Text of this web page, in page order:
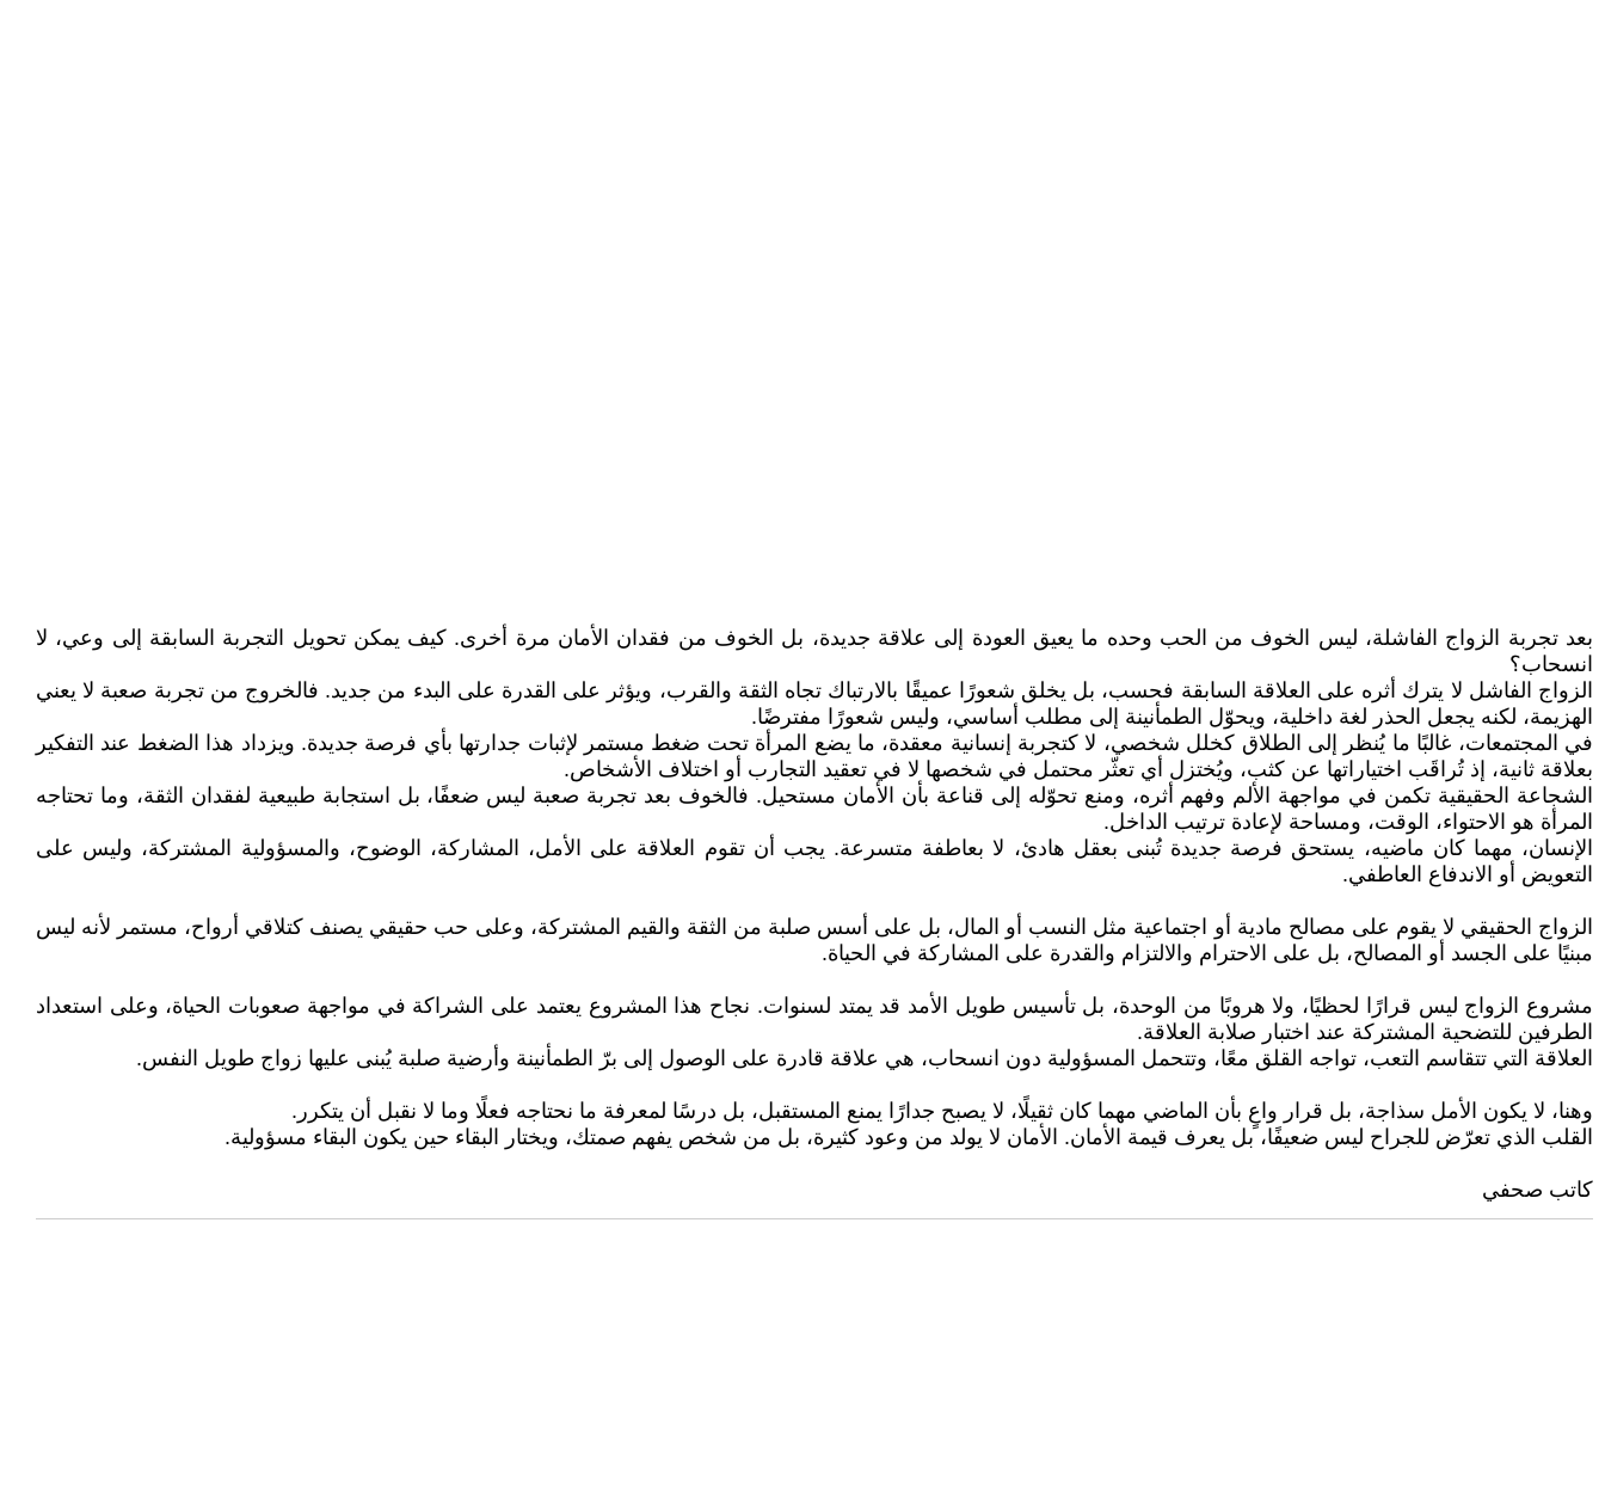
بعد تجربة الزواج الفاشلة، ليس الخوف من الحب وحده ما يعيق العودة إلى علاقة جديدة، بل الخوف من فقدان الأمان مرة أخرى. كيف يمكن تحويل التجربة السابقة إلى وعي، لا
انسحاب؟
الزواج الفاشل لا يترك أثره على العلاقة السابقة فحسب، بل يخلق شعورًا عميقًا بالارتباك تجاه الثقة والقرب، ويؤثر على القدرة على البدء من جديد. فالخروج من تجربة صعبة لا يعني
الهزيمة، لكنه يجعل الحذر لغة داخلية، ويحوّل الطمأنينة إلى مطلب أساسي، وليس شعورًا مفترضًا.
في المجتمعات، غالبًا ما يُنظر إلى الطلاق كخلل شخصي، لا كتجربة إنسانية معقدة، ما يضع المرأة تحت ضغط مستمر لإثبات جدارتها بأي فرصة جديدة. ويزداد هذا الضغط عند التفكير
بعلاقة ثانية، إذ تُراقَب اختياراتها عن كثب، ويُختزل أي تعثّر محتمل في شخصها لا في تعقيد التجارب أو اختلاف الأشخاص.
الشجاعة الحقيقية تكمن في مواجهة الألم وفهم أثره، ومنع تحوّله إلى قناعة بأن الأمان مستحيل. فالخوف بعد تجربة صعبة ليس ضعفًا، بل استجابة طبيعية لفقدان الثقة، وما تحتاجه
المرأة هو الاحتواء، الوقت، ومساحة لإعادة ترتيب الداخل.
الإنسان، مهما كان ماضيه، يستحق فرصة جديدة تُبنى بعقل هادئ، لا بعاطفة متسرعة. يجب أن تقوم العلاقة على الأمل، المشاركة، الوضوح، والمسؤولية المشتركة، وليس على
التعويض أو الاندفاع العاطفي.
الزواج الحقيقي لا يقوم على مصالح مادية أو اجتماعية مثل النسب أو المال، بل على أسس صلبة من الثقة والقيم المشتركة، وعلى حب حقيقي يصنف كتلاقي أرواح، مستمر لأنه ليس
مبنيًا على الجسد أو المصالح، بل على الاحترام والالتزام والقدرة على المشاركة في الحياة.
مشروع الزواج ليس قرارًا لحظيًا، ولا هروبًا من الوحدة، بل تأسيس طويل الأمد قد يمتد لسنوات. نجاح هذا المشروع يعتمد على الشراكة في مواجهة صعوبات الحياة، وعلى استعداد
الطرفين للتضحية المشتركة عند اختبار صلابة العلاقة.
العلاقة التي تتقاسم التعب، تواجه القلق معًا، وتتحمل المسؤولية دون انسحاب، هي علاقة قادرة على الوصول إلى برّ الطمأنينة وأرضية صلبة يُبنى عليها زواج طويل النفس.
وهنا، لا يكون الأمل سذاجة، بل قرار واعٍ بأن الماضي مهما كان ثقيلًا، لا يصبح جدارًا يمنع المستقبل، بل درسًا لمعرفة ما نحتاجه فعلًا وما لا نقبل أن يتكرر.
القلب الذي تعرّض للجراح ليس ضعيفًا، بل يعرف قيمة الأمان. الأمان لا يولد من وعود كثيرة، بل من شخص يفهم صمتك، ويختار البقاء حين يكون البقاء مسؤولية.
كاتب صحفي